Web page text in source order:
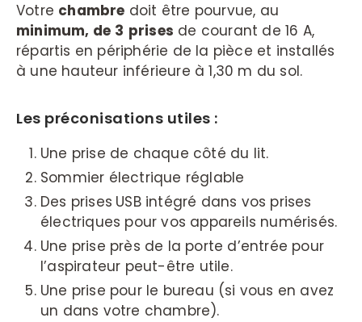
Votre chambre doit être pourvue, au
minimum, de 3 prises de courant de 16 A,
répartis en périphérie de la pièce et installés
à une hauteur inférieure à 1,30 m du sol.
Les préconisations utiles :
Une prise de chaque côté du lit.
Sommier électrique réglable
Des prises USB intégré dans vos prises
électriques pour vos appareils numérisés.
Une prise près de la porte d’entrée pour
l’aspirateur peut-être utile.
Une prise pour le bureau (si vous en avez
un dans votre chambre).